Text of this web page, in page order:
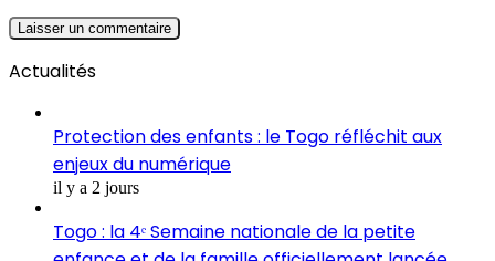
Actualités
Protection des enfants : le Togo réfléchit aux
enjeux du numérique
il y a 2 jours
Togo : la 4ᵉ Semaine nationale de la petite